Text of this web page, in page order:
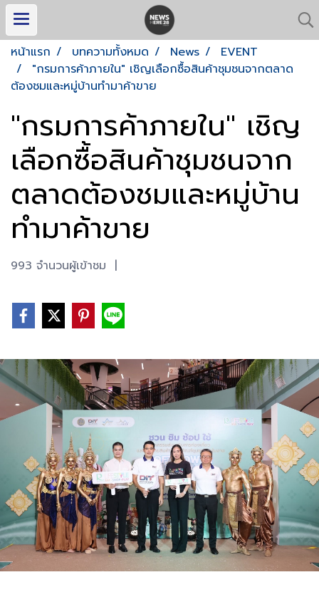
หน้าแรก บทความทั้งหมด News
EVENT
"กรมการค้าภายใน" เชิญเลือกซื้อสินค้าชุมชนจากตลาด
ต้องชมและหมู่บ้านทำมาค้าขาย
"กรมการค้าภายใน" เชิญ
เลือกซื้อสินค้าชุมชนจาก
ตลาดต้องชมและหมู่บ้าน
ทำมาค้าขาย
993 จำนวนผู้เข้าชม |